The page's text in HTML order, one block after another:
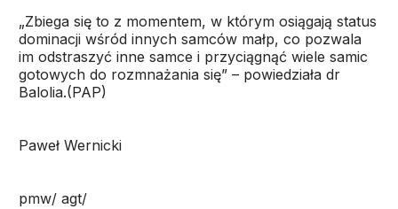
„Zbiega się to z momentem, w którym osiągają status
dominacji wśród innych samców małp, co pozwala
im odstraszyć inne samce i przyciągnąć wiele samic
gotowych do rozmnażania się” – powiedziała dr
Balolia.(PAP)
Paweł Wernicki
pmw/ agt/